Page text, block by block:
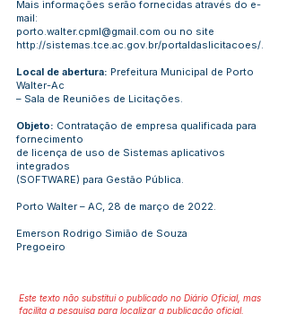
Mais informações serão fornecidas através do e-
mail:
porto.walter.cpml@gmail.com ou no site
http://sistemas.tce.ac.gov.br/portaldaslicitacoes/.
Local de abertura: Prefeitura Municipal de Porto
Walter-Ac
– Sala de Reuniões de Licitações.
Objeto: Contratação de empresa qualificada para
fornecimento
de licença de uso de Sistemas aplicativos
integrados
(SOFTWARE) para Gestão Pública.
Porto Walter – AC, 28 de março de 2022.
Emerson Rodrigo Simião de Souza
Pregoeiro
Este texto não substitui o publicado no Diário Oficial, mas
facilita a pesquisa para localizar a publicação oficial.